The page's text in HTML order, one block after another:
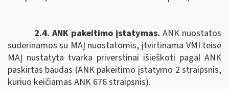
2.4. ANK pakeitimo įstatymas. ANK nuostatos
suderinamos su MAĮ nuostatomis, įtvirtinama VMI teisė
MAĮ nustatyta tvarka priverstinai išieškoti pagal ANK
paskirtas baudas (ANK pakeitimo įstatymo 2 straipsnis,
kuriuo keičiamas ANK 676 straipsnis).